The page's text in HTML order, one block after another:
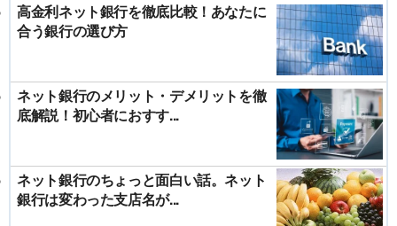
高金利ネット銀行を徹底比較！あなたに
合う銀行の選び方
ネット銀行のメリット・デメリットを徹
底解説！初心者におすす...
ネット銀行のちょっと面白い話。ネット
銀行は変わった支店名が...